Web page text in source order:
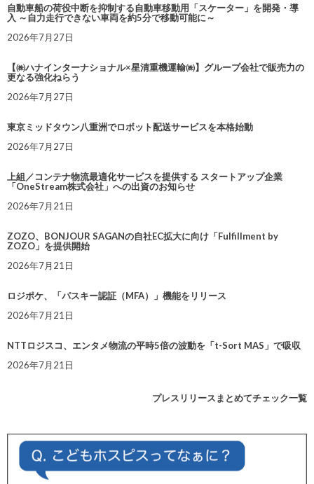
自動車船の荷役中断を抑制する自動車移動用「スケーター」を開発・導
入 ～自力走行できない車両を約5分で移動可能に～
2026年7月27日
【㈱ハナインターナショナル×星清重機運輸㈱】グループ会社で販売力の
更なる強化ねらう
2026年7月27日
東京ミッドタウン八重洲でロボット配送サービスを本格始動
2026年7月27日
上組／コンテナ物流最適化サービスを提供する スタートアップ企業
「OneStream株式会社」への出資のお知らせ
2026年7月21日
ZOZO、BONJOUR SAGANの自社EC拡大に向け「Fulfillment by
ZOZO」を提供開始
2026年7月21日
ロジポケ、「パスキー認証（MFA）」機能をリリース
2026年7月21日
NTTロジスコ、エンタメ物流の平時5倍の波動を「t-Sort MAS」で吸収
2026年7月21日
プレスリリースまとめてチェック一覧